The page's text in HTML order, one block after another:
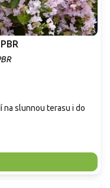
na slunnou terasu i do